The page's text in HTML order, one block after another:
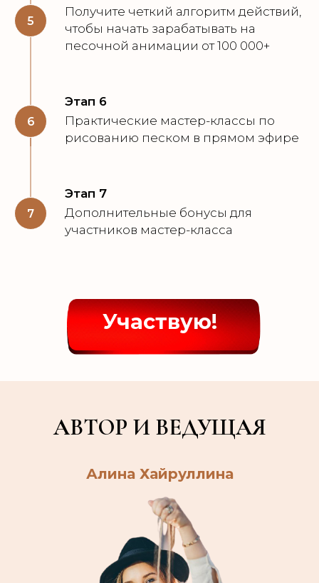
5
Получите четкий алгоритм действий,
чтобы начать зарабатывать на
песочной анимации от 100 000+
6
Этап 6
Практические мастер-классы по
рисованию песком в прямом эфире
7
Этап 7
Дополнительные бонусы для
участников мастер-класса
Участвую!
АВТОР И ВЕДУЩАЯ
Алина Хайруллина